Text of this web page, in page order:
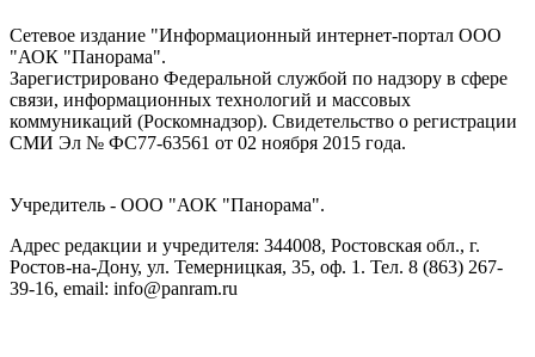
Сетевое издание "Информационный интернет-портал ООО
"АОК "Панорама".
Зарегистрировано Федеральной службой по надзору в сфере
связи, информационных технологий и массовых
коммуникаций (Роскомнадзор). Cвидетельство о регистрации
СМИ Эл № ФС77-63561 от 02 ноября 2015 года.
Учредитель - ООО "АОК "Панорама".
Адрес редакции и учредителя: 344008, Ростовская обл., г.
Ростов-на-Дону, ул. Темерницкая, 35, оф. 1. Тел. 8 (863) 267-
39-16, email: info@panram.ru